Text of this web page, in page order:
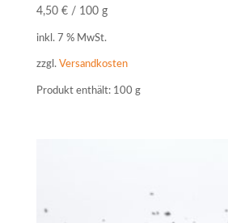
4,50 €/ 100 g
inkl. 7 % MwSt.
zzgl. Versandkosten
Produkt enthält: 100 g